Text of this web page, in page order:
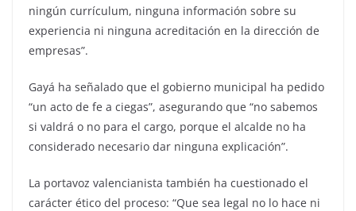
ningún currículum, ninguna información sobre su
experiencia ni ninguna acreditación en la dirección de
empresas”.
Gayá ha señalado que el gobierno municipal ha pedido
“un acto de fe a ciegas”, asegurando que “no sabemos
si valdrá o no para el cargo, porque el alcalde no ha
considerado necesario dar ninguna explicación”.
La portavoz valencianista también ha cuestionado el
carácter ético del proceso: “Que sea legal no lo hace ni